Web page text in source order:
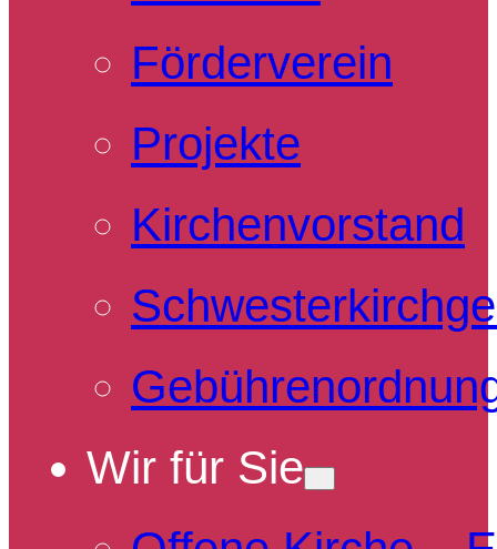
Förderverein
Projekte
Kirchenvorstand
Wir für Sie